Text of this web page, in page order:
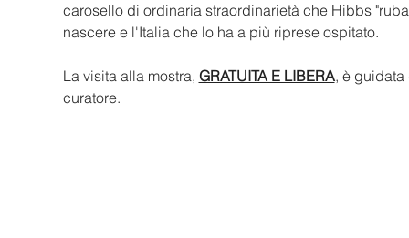
carosello di ordinaria straordinarietà che Hibbs
nascere e l'Italia che lo ha a più riprese ospitato.
La visita alla mostra, GRATUITA E LIBERA, è guidata
curatore.